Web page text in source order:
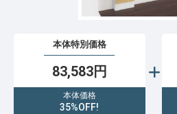
本体特別価格
83,583円
本体価格
35%OFF!